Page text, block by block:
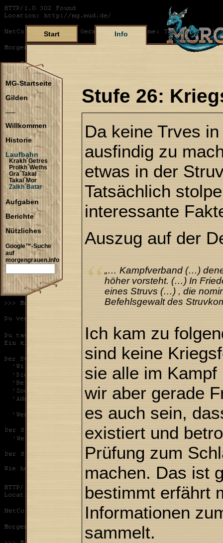
Start Info
MG-Startseite
Gilden
Willkommen
Historie
Laufbahn
Krakh´Getres
Prolkh´Weths
Gra´Takal
Takal´Mor
Zalkh´Batar
Aufgaben
Berichte
Nützliches
Google™-Suche
auf
morgengrauen.info
Stufe 26:
Da keine Trves
ausfindig zu
etwas in der
Tatsächlich
interessante
Auszug auf der
„… Kampfverband (…)
höher vorsteht. (…) In
eines Struvs (…) , die
Befehlsgewalt des
Ich kam zu
sind keine
sie alle im
wir aber gerade
es auch sein,
existiert und
Prüfung zum
machen. Das ist
bestimmt erfährt
Informationen
sammelt.